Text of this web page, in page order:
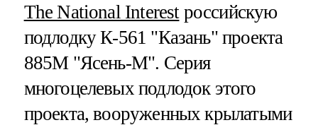
The National Interestроссийскую
подлодку К-561 "Казань" проекта
885М "Ясень-М". Серия
многоцелевых подлодок этого
проекта, вооруженных крылатыми